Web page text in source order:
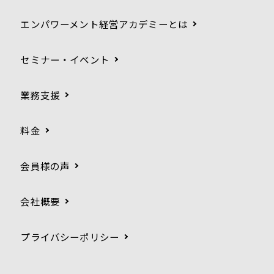
エンパワーメント経営アカデミーとは
セミナー・イベント
業務支援
料金
会員様の声
会社概要
プライバシーポリシー